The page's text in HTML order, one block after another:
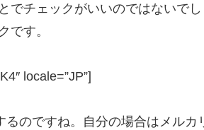
でチェックがいいのではないで
です。
locale=”JP”]
のですね。自分の場合はメルカ